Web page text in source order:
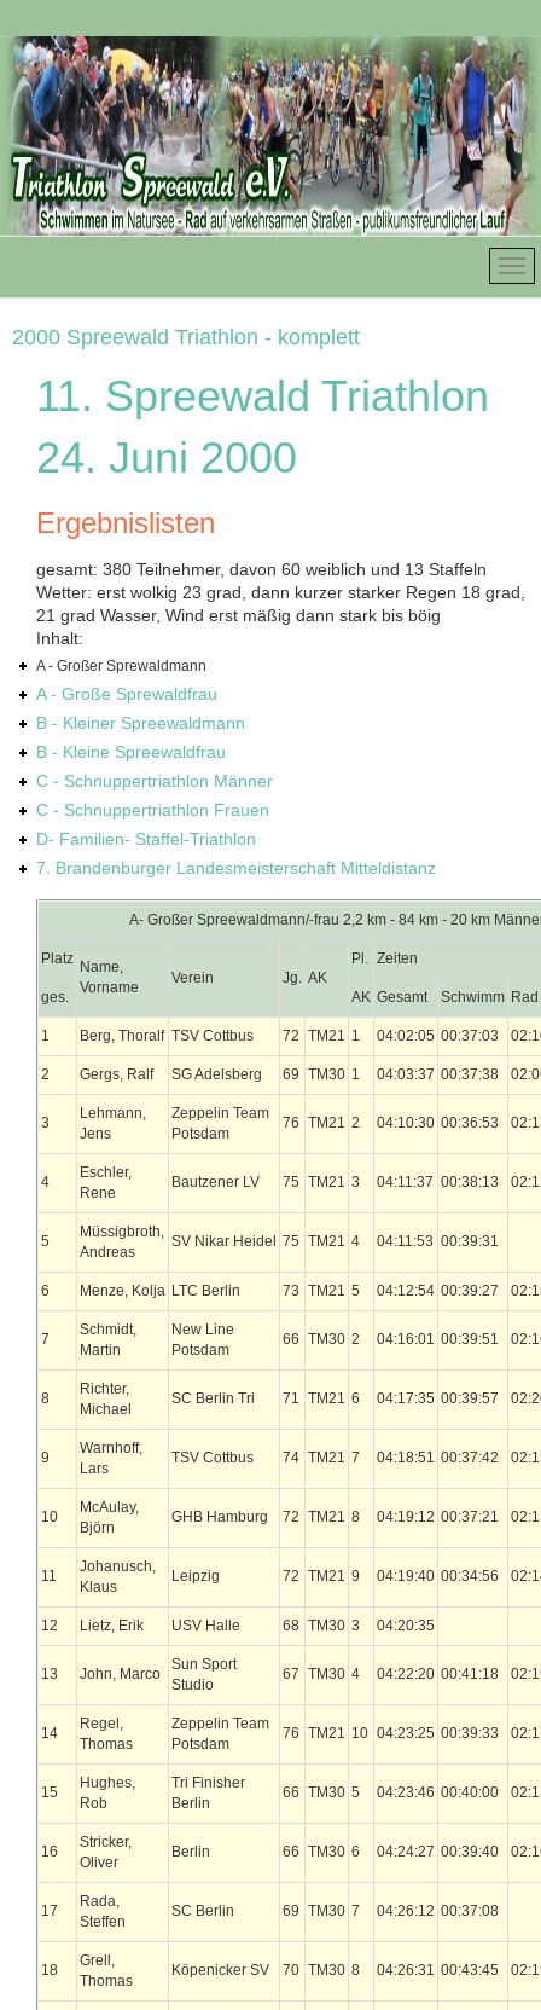
2000 Spreewald Triathlon - komplett
11. Spreewald Triathlon
24. Juni 2000
Ergebnislisten
gesamt: 380 Teilnehmer, davon 60 weiblich und 13 Staffeln
Wetter: erst wolkig 23 grad, dann kurzer starker Regen 18 grad,
21 grad Wasser, Wind erst mäßig dann stark bis böig
Inhalt:
A - Großer Sprewaldmann
A - Große Sprewaldfrau
B - Kleiner Spreewaldmann
B - Kleine Spreewaldfrau
C - Schnuppertriathlon Männer
C - Schnuppertriathlon Frauen
D- Familien- Staffel-Triathlon
7. Brandenburger Landesmeisterschaft Mitteldistanz
A- Großer Spreewaldmann/-frau 2,2 km - 84 km - 20 km
Platz Name,
Vorname
Verein Jg. AK
Pl. Zeiten
ges. AK Gesamt Schwimm Rad
1 Berg, Thoralf TSV Cottbus 72 TM21 1 04:02:05 00:37:03
2 Gergs, Ralf SG Adelsberg 69 TM30 1 04:03:37 00:37:38
3
Lehmann,
Jens
Zeppelin Team
Potsdam
76 TM21 2 04:10:30 00:36:53
4
Eschler,
Rene
Bautzener LV 75 TM21 3 04:11:37 00:38:13
5
Müssigbroth,
Andreas
SV Nikar Heidel 75 TM21 4 04:11:53 00:39:31
6 Menze, Kolja LTC Berlin 73 TM21 5 04:12:54 00:39:27
7
Schmidt,
Martin
New Line
Potsdam
66 TM30 2 04:16:01 00:39:51
8
Richter,
Michael
SC Berlin Tri 71 TM21 6 04:17:35 00:39:57
9
Warnhoff,
Lars
TSV Cottbus 74 TM21 7 04:18:51 00:37:42
10
McAulay,
Björn
GHB Hamburg 72 TM21 8 04:19:12 00:37:21
11
Johanusch,
Klaus
Leipzig 72 TM21 9 04:19:40 00:34:56
12 Lietz, Erik USV Halle 68 TM30 3 04:20:35
13 John, Marco
Sun Sport
Studio
67 TM30 4 04:22:20 00:41:18
14
Regel,
Thomas
Zeppelin Team
Potsdam
76 TM21 10 04:23:25 00:39:33
15
Hughes,
Rob
Tri Finisher
Berlin
66 TM30 5 04:23:46 00:40:00
16
Stricker,
Oliver
Berlin 66 TM30 6 04:24:27 00:39:40
17
Rada,
Steffen
SC Berlin 69 TM30 7 04:26:12 00:37:08
18
Grell,
Thomas
Köpenicker SV 70 TM30 8 04:26:31 00:43:45